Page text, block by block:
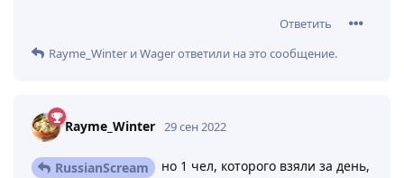
Ответить
Rayme_Winter иWagerответили на это сообщение.
Rayme_Winter 29 сен 2022
RussianScream
но 1 чел, которого взяли за день,